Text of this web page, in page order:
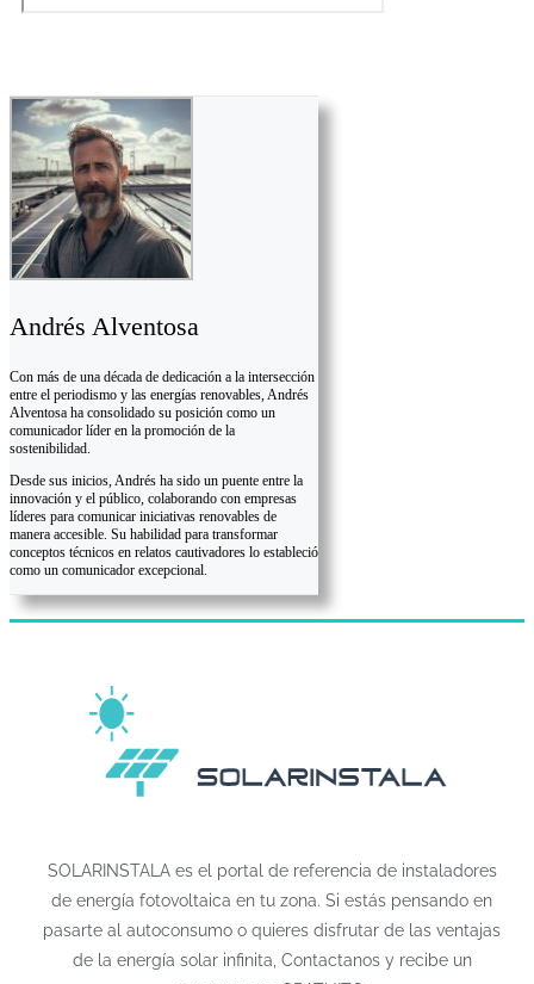
Andrés Alventosa
Con más de una década de dedicación a la intersección
entre el periodismo y las energías renovables, Andrés
Alventosa ha consolidado su posición como un
comunicador líder en la promoción de la
sostenibilidad.
Desde sus inicios, Andrés ha sido un puente entre la
innovación y el público, colaborando con empresas
líderes para comunicar iniciativas renovables de
manera accesible. Su habilidad para transformar
conceptos técnicos en relatos cautivadores lo estableció
como un comunicador excepcional.
SOLARINSTALA es el portal de referencia de instaladores
de energía fotovoltaica en tu zona. Si estás pensando en
pasarte al autoconsumo o quieres disfrutar de las ventajas
de la energía solar infinita, Contactanos y recibe un